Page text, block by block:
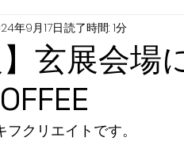
】玄展会
年9月17日読了時間: 1分
クリエイトです。